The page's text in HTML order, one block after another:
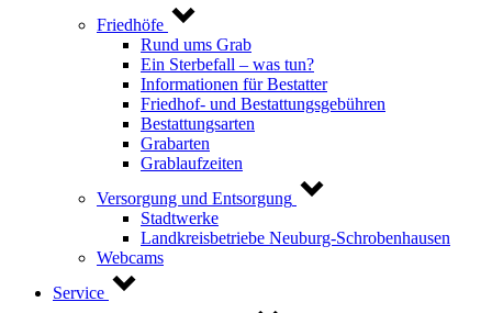
Friedhöfe
Rund ums Grab
Ein Sterbefall – was tun?
Informationen für Bestatter
Friedhof- und Bestattungsgebühren
Bestattungsarten
Grabarten
Grablaufzeiten
Versorgung und Entsorgung
Stadtwerke
Landkreisbetriebe Neuburg-Schrobenhausen
Webcams
Service